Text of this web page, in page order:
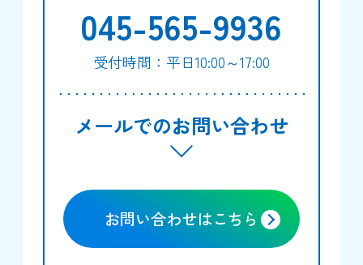
045-565-9936
受付時間：平日10:00～17:00
メールでのお問い合わせ
お問い合わせはこちら